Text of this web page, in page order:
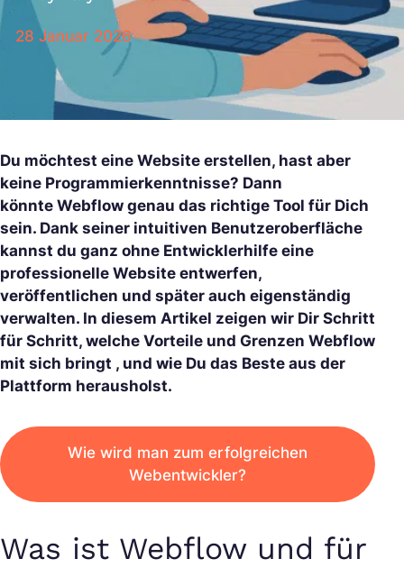
28 Januar 2026
Du möchtest eine Website erstellen, hast aber
keine Programmierkenntnisse? Dann
könnte Webflow genau das richtige Tool für Dich
sein. Dank seiner intuitiven Benutzeroberfläche
kannst du ganz ohne Entwicklerhilfe eine
professionelle Website entwerfen,
veröffentlichen und später auch eigenständig
verwalten. In diesem Artikel zeigen wir Dir Schritt
für Schritt, welche Vorteile und Grenzen Webflow
mit sich bringt , und wie Du das Beste aus der
Plattform herausholst.
Wie wird man zum erfolgreichen
Webentwickler?
Was ist Webflow und für